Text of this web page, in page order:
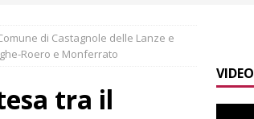
romano trova finalmente una nuova
sale: la strada commerciale attraverso
di Castagnole delle Lanze e
Roero e Monferrato
tra il
VIDEO